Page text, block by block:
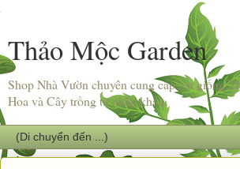
Thảo Mộc Garden
Shop Nhà Vườn chuyên cung cấp hạt giống
Hoa và Cây trồng từ nhập khẩu.